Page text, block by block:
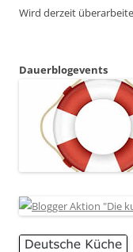
Wird derzeit
Dauerblogevents